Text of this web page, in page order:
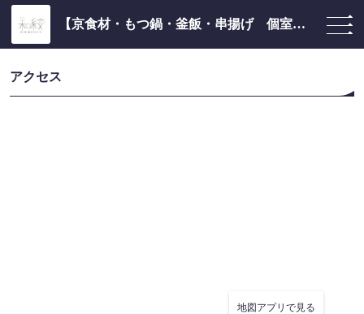
【京食材・もつ鍋・釜飯・串揚げ 個室居酒屋】～京to串to揚～ 和紋 京都駅前店
アクセス
地図アプリで見る